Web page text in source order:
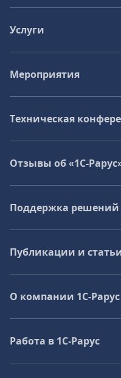
Услуги
Мероприятия
Техническая
Отзывы об «1С-
Поддержка решений
Публикации и
О компании 1C-Рарус
Работа в 1С‑Рарус